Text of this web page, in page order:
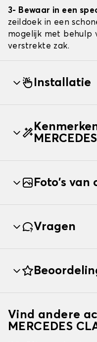
3- Bewaar in een
zeildoek in een
mogelijk met behulp
verstrekte zak.
Installatie
Foto's van
Vragen
Vind andere
MERCEDES